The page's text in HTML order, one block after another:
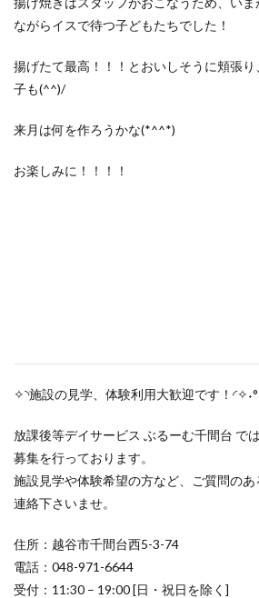
ながらイスで待つ子どもたちでした！
揚げたて最高！！！とおいしそうに頬張
子も(^^)/
来月は何を作ろうかな(*^^*)
お楽しみに！！！！
✧◝施設の見学、体験利用大歓迎です！◜✧˖°
放課後等デイサービス ぶるーむ千間台 で
募集を行っております。
施設見学や体験希望の方など、ご質問の
連絡下さいませ。
住所：越谷市千間台西5-3-74
電話：048-971-6644
受付：11:30 – 19:00 [日・祝日を除く]